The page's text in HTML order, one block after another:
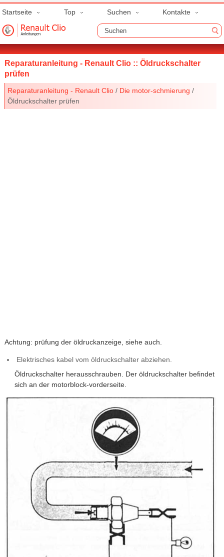
Startseite Top Suchen Kontakte
Reparaturanleitung - Renault Clio :: Öldruckschalter
prüfen
Reparaturanleitung - Renault Clio / Die motor-schmierung /
Öldruckschalter prüfen
Achtung: prüfung der öldruckanzeige, siehe auch.
Elektrisches kabel vom öldruckschalter abziehen.
Öldruckschalter herausschrauben. Der öldruckschalter befindet
sich an der motorblock-vorderseite.